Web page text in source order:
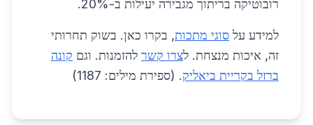
רובוטיקה בריתוך מגבירה יעילות ב-20%.
למידע על סוגי מתכות, בקרו כאן. בשוק תחרותי
זה, איכות מנצחת. לצרו קשר להזמנות. וגם קונה
ברזל בקריית ביאליק. (ספירת מילים: 1187)